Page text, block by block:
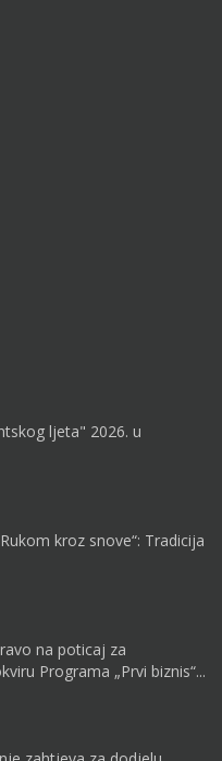
ljeta" 2026. u
kroz snove“: Tradicija
na poticaj za
Programa „Prvi biznis“...